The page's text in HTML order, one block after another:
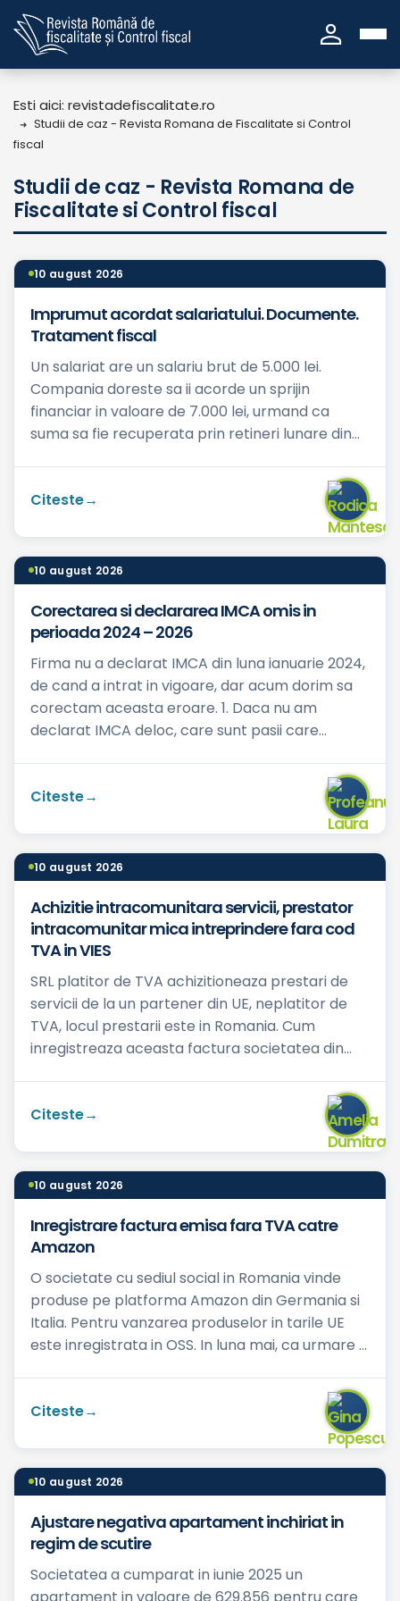
person
Esti aici: revistadefiscalitate.ro
Studii de caz - Revista Romana de Fiscalitate si Control
fiscal
Studii de caz - Revista Romana de
Fiscalitate si Control fiscal
10 august 2026
Imprumut acordat salariatului. Documente.
Tratament fiscal
Un salariat are un salariu brut de 5.000 lei.
Compania doreste sa ii acorde un sprijin
financiar in valoare de 7.000 lei, urmand ca
suma sa fie recuperata prin retineri lunare din
Citeste
10 august 2026
Corectarea si declararea IMCA omis in
perioada 2024 – 2026
Firma nu a declarat IMCA din luna ianuarie 2024,
de cand a intrat in vigoare, dar acum dorim sa
corectam aceasta eroare. 1. Daca nu am
declarat IMCA deloc, care sunt pasii care
Citeste
10 august 2026
Achizitie intracomunitara servicii, prestator
intracomunitar mica intreprindere fara cod
TVA in VIES
SRL platitor de TVA achizitioneaza prestari de
servicii de la un partener din UE, neplatitor de
TVA, locul prestarii este in Romania. Cum
inregistreaza aceasta factura societatea din
Citeste
10 august 2026
Inregistrare factura emisa fara TVA catre
Amazon
O societate cu sediul social in Romania vinde
produse pe platforma Amazon din Germania si
Italia. Pentru vanzarea produselor in tarile UE
este inregistrata in OSS. In luna mai, ca urmare a
Citeste
10 august 2026
Ajustare negativa apartament inchiriat in
regim de scutire
Societatea a cumparat in iunie 2025 un
apartament in valoare de 629.856 pentru care